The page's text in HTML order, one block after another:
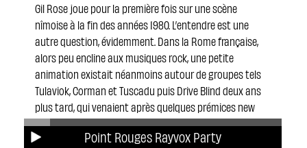
Point Rouges Rayvox Party
Gil Rose joue pour la première fois sur une scène
nîmoise à la fin des années 1980. L’entendre est une
autre question, évidemment. Dans la Rome française,
alors peu encline aux musiques rock, une petite
animation existait néanmoins autour de groupes tels
Tulaviok, Corman et Tuscadu puis Drive Blind deux ans
plus tard, qui venaient après quelques prémices new
wave locaux. En 1988 ou 1989, le jeune guitariste ( s’il
n’était pas bassiste ?) mais pas encore chanteur,